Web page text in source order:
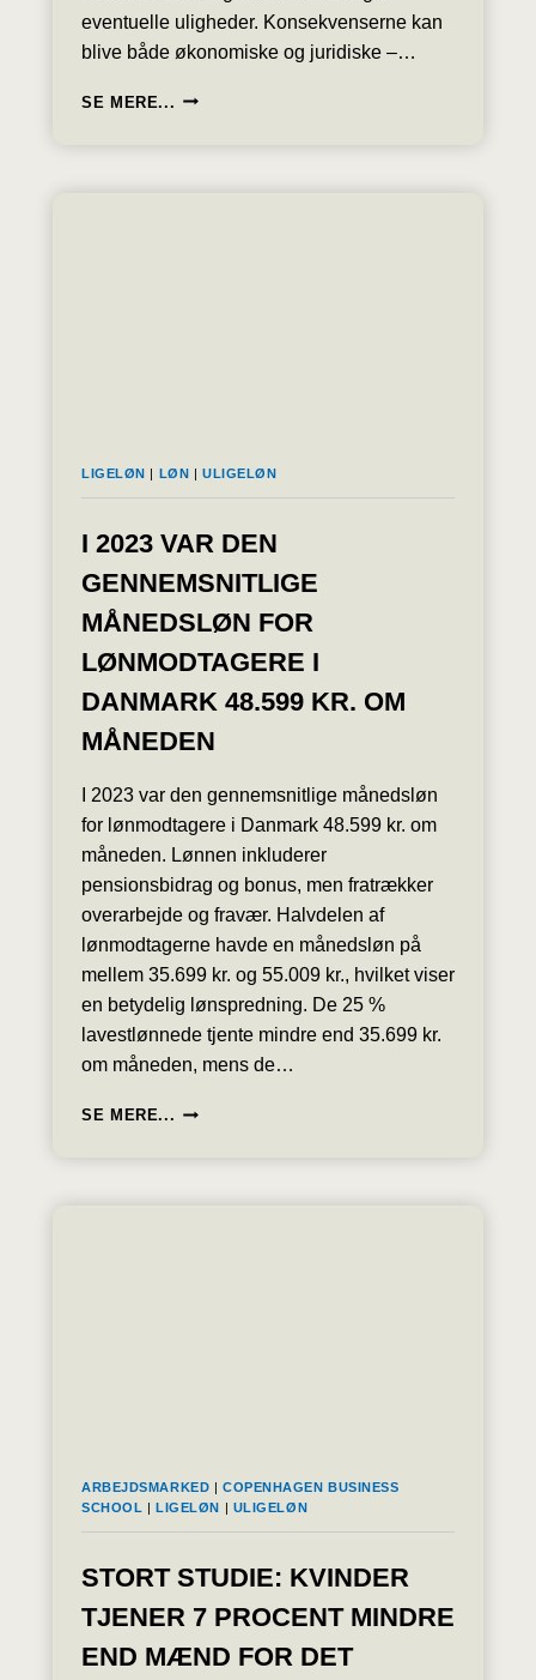
eventuelle uligheder. Konsekvenserne kan
blive både økonomiske og juridiske –…
SE MERE... EU’S
LIGELØN | LØN | ULIGELØN
I 2023 VAR DEN
GENNEMSNITLIGE
MÅNEDSLØN FOR
LØNMODTAGERE I
DANMARK 48.599 KR. OM
MÅNEDEN
I 2023 var den gennemsnitlige månedsløn
for lønmodtagere i Danmark 48.599 kr. om
måneden. Lønnen inkluderer
pensionsbidrag og bonus, men fratrækker
overarbejde og fravær. Halvdelen af
lønmodtagerne havde en månedsløn på
mellem 35.699 kr. og 55.009 kr., hvilket viser
en betydelig lønspredning. De 25 %
lavestlønnede tjente mindre end 35.699 kr.
om måneden, mens de…
SE MERE...
ARBEJDSMARKED | COPENHAGEN BUSINESS
SCHOOL |LIGELØN | ULIGELØN
STORT STUDIE: KVINDER
TJENER 7 PROCENT MINDRE
END MÆND FOR DET